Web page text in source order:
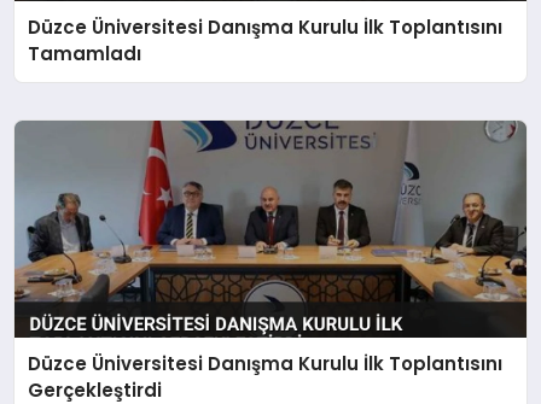
Düzce Üniversitesi Danışma Kurulu İlk Toplantısını
Tamamladı
Düzce Üniversitesi Danışma Kurulu İlk Toplantısını
Gerçekleştirdi